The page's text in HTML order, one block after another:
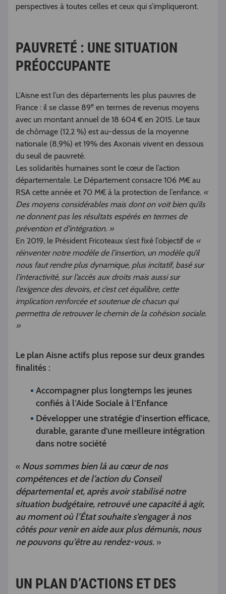
perspectives à toutes celles et ceux qui s’impliqueront.
PAUVRETÉ : UNE SITUATION
PRÉOCCUPANTE
L’Aisne est l’un des départements les plus pauvres de
France : il se classe 89e en termes de revenus moyens
avec un montant annuel de 18 604 € en 2015. Le taux
de chômage (12,2 %) est au-dessus de la moyenne
nationale (8,9%) et 19% des Axonais vivent en dessous
du seuil de pauvreté.
Les solidarités humaines sont le cœur de l’action
départementale. Le Département consacre 106 M€ au
RSA cette année et 70 M€ à la protection de l’enfance. «
Des moyens considérables mais dont on voit bien qu’ils
ne donnent pas les résultats espérés en termes de
prévention et d’intégration. »
En 2019, le Président Fricoteaux s’est fixé l’objectif de «
réinventer notre modèle de l’insertion, un modèle qu’il
nous faut rendre plus dynamique, plus incitatif, basé sur
l’interactivité, sur l’accès aux droits mais aussi sur
l’exigence des devoirs, et c’est cet équilibre, cette
implication renforcée et soutenue de chacun qui
permettra de retrouver le chemin de la cohésion sociale.
»
Le plan Aisne actifs plus repose sur deux grandes
finalités :
Accompagner plus longtemps les jeunes
confiés à l’Aide Sociale à l’Enfance
Développer une stratégie d’insertion efficace,
durable, garante d’une meilleure intégration
dans notre société
« Nous sommes bien là au cœur de nos
compétences et de l’action du Conseil
départemental et, après avoir stabilisé notre
situation budgétaire, retrouvé une capacité à agir,
au moment où l’État souhaite s’engager à nos
côtés pour venir en aide aux plus démunis, nous
ne pouvons qu’être au rendez-vous. »
UN PLAN D’ACTIONS ET DES